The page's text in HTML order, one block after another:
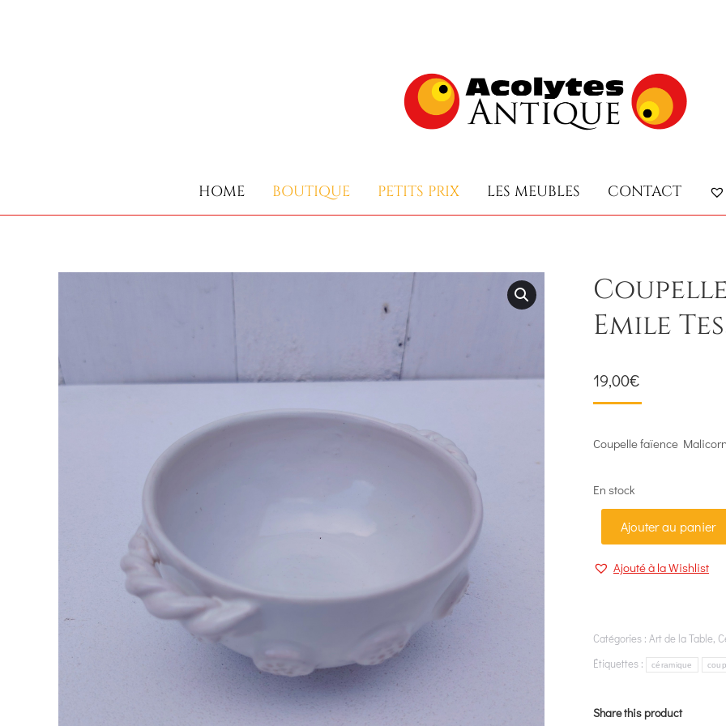
HOME BOUTIQUE PETITS PRIX LES MEUBLES CONTACT
Emile
19,00€
Coupelle faïence
En stock
Ajouter au panier
Ajouté à la Wishlist
Catégories : Art de la Table,
Étiquettes :
céramique
Share this product